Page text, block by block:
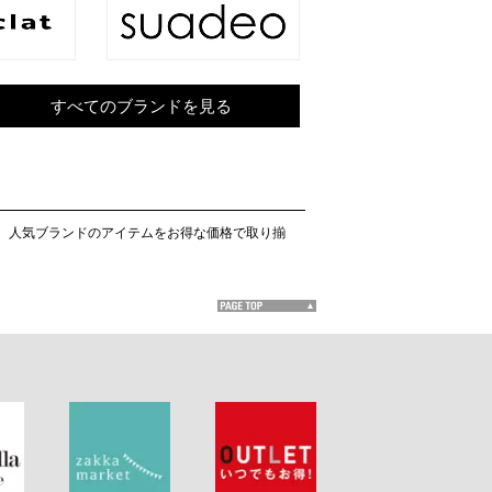
すべてのブランドを見る
気ブランドのアイテムをお得な価格で取り揃